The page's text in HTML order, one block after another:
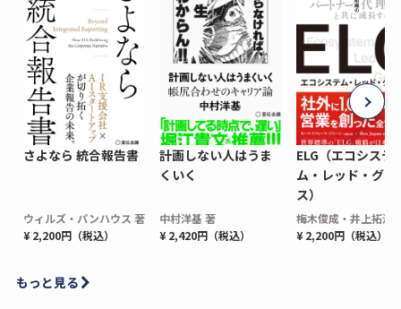
さよなら 統合報告書
ウィルズ・パンハウス 著
¥ 2,200円（税込）
計画しない人はうま
くいく
中村洋基 著
¥ 2,420円（税込）
ELG（エコシステ
ム・レッド・グロ
ス）
梅木俊成・井上拓海
¥ 2,200円（税込）
もっと見る